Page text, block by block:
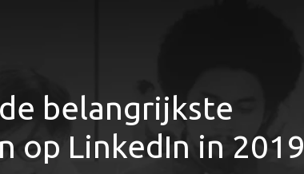
belangrijkste
op LinkedIn in 2019